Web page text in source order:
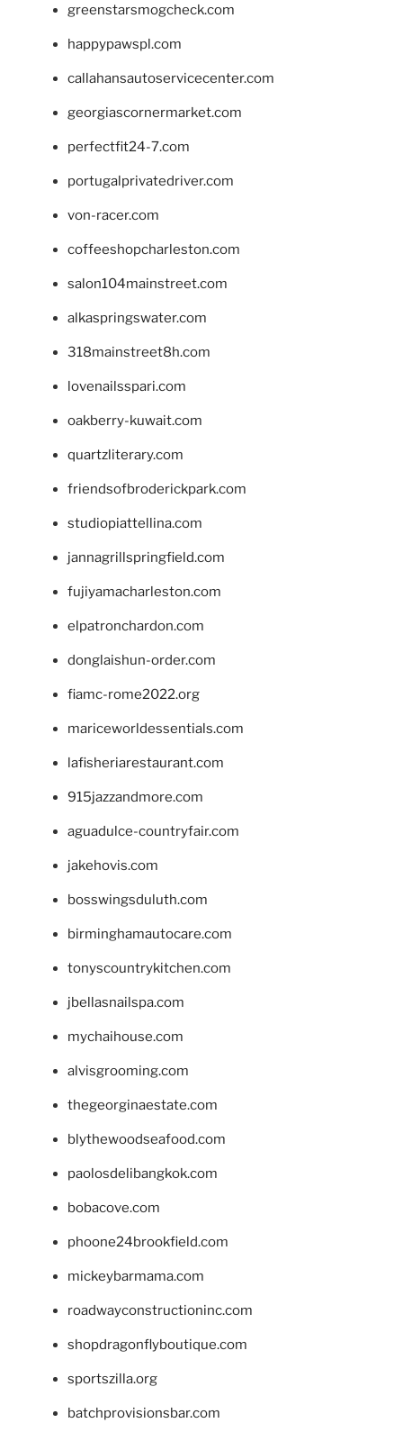
greenstarsmogcheck.com
happypawspl.com
callahansautoservicecenter.com
georgiascornermarket.com
perfectfit24-7.com
portugalprivatedriver.com
von-racer.com
coffeeshopcharleston.com
salon104mainstreet.com
alkaspringswater.com
318mainstreet8h.com
lovenailsspari.com
oakberry-kuwait.com
quartzliterary.com
friendsofbroderickpark.com
studiopiattellina.com
jannagrillspringfield.com
fujiyamacharleston.com
elpatronchardon.com
donglaishun-order.com
fiamc-rome2022.org
mariceworldessentials.com
lafisheriarestaurant.com
915jazzandmore.com
aguadulce-countryfair.com
jakehovis.com
bosswingsduluth.com
birminghamautocare.com
tonyscountrykitchen.com
jbellasnailspa.com
mychaihouse.com
alvisgrooming.com
thegeorginaestate.com
blythewoodseafood.com
paolosdelibangkok.com
bobacove.com
phoone24brookfield.com
mickeybarmama.com
roadwayconstructioninc.com
shopdragonflyboutique.com
sportszilla.org
batchprovisionsbar.com